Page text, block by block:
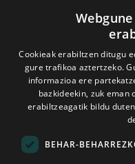
Cookieak erabiltzen ditugu
gure trafikoa aztertzeko.
informazioa ere
bazkideekin, zuk eman
erabiltzeagatik bildu
BEHAR-